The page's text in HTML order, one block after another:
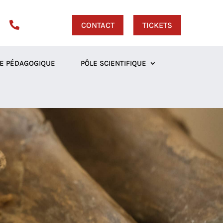
 CONTACT TICKETS
PÉDAGOGIQUE PÔLE SCIENTIFIQUE